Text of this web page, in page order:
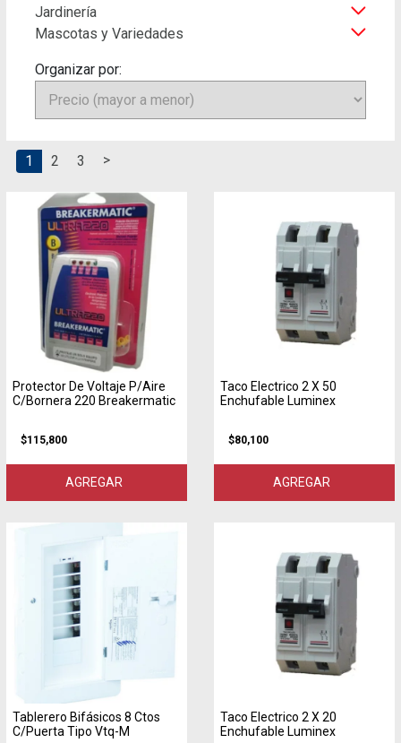
Jardinería
Mascotas y Variedades
Organizar por:
1 2 3 >
Protector De Voltaje P/Aire
C/Bornera 220 Breakermatic
$115,800
AGREGAR
Taco Electrico 2 X 50
Enchufable Luminex
$80,100
AGREGAR
Tablerero Bifásicos 8 Ctos
C/Puerta Tipo Vtq-M
Taco Electrico 2 X 20
Enchufable Luminex